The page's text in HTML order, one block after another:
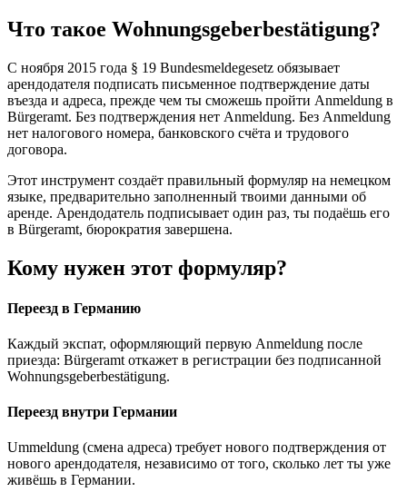
Что такое Wohnungsgeberbestätigung?
С ноября 2015 года § 19 Bundesmeldegesetz обязывает
арендодателя подписать письменное подтверждение даты
въезда и адреса, прежде чем ты сможешь пройти Anmeldung в
Bürgeramt. Без подтверждения нет Anmeldung. Без Anmeldung
нет налогового номера, банковского счёта и трудового
договора.
Этот инструмент создаёт правильный формуляр на немецком
языке, предварительно заполненный твоими данными об
аренде. Арендодатель подписывает один раз, ты подаёшь его
в Bürgeramt, бюрократия завершена.
Кому нужен этот формуляр?
Переезд в Германию
Каждый экспат, оформляющий первую Anmeldung после
приезда: Bürgeramt откажет в регистрации без подписанной
Wohnungsgeberbestätigung.
Переезд внутри Германии
Ummeldung (смена адреса) требует нового подтверждения от
нового арендодателя, независимо от того, сколько лет ты уже
живёшь в Германии.